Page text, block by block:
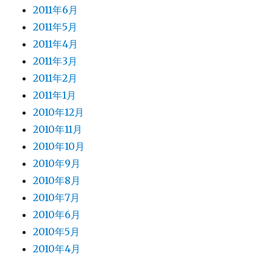
2011年6月
2011年5月
2011年4月
2011年3月
2011年2月
2011年1月
2010年12月
2010年11月
2010年10月
2010年9月
2010年8月
2010年7月
2010年6月
2010年5月
2010年4月